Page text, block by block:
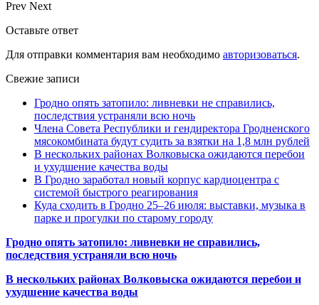
Prev Next
Оставьте ответ
Для отправки комментария вам необходимо авторизоваться.
Свежие записи
Гродно опять затопило: ливневки не справились,
последствия устраняли всю ночь
Члена Совета Республики и гендиректора Гродненского
мясокомбината будут судить за взятки на 1,8 млн рублей
В нескольких районах Волковыска ожидаются перебои
и ухудшение качества воды
В Гродно заработал новый корпус кардиоцентра с
системой быстрого реагирования
Куда сходить в Гродно 25–26 июля: выставки, музыка в
парке и прогулки по старому городу
Гродно опять затопило: ливневки не справились,
последствия устраняли всю ночь
В нескольких районах Волковыска ожидаются перебои и
ухудшение качества воды